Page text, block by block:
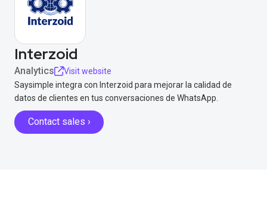
Interzoid
Analytics
Visit website
Saysimple integra con Interzoid para mejorar la calidad de
datos de clientes en tus conversaciones de WhatsApp.
Contact sales ›